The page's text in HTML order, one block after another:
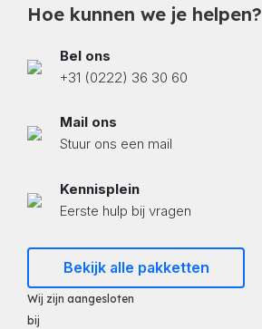
Hoe kunnen we je helpen?
Bel ons
+31 (0222) 36 30 60
Mail ons
Stuur ons een mail
Kennisplein
Eerste hulp bij vragen
Bekijk alle pakketten
Wij zijn aangesloten
bij